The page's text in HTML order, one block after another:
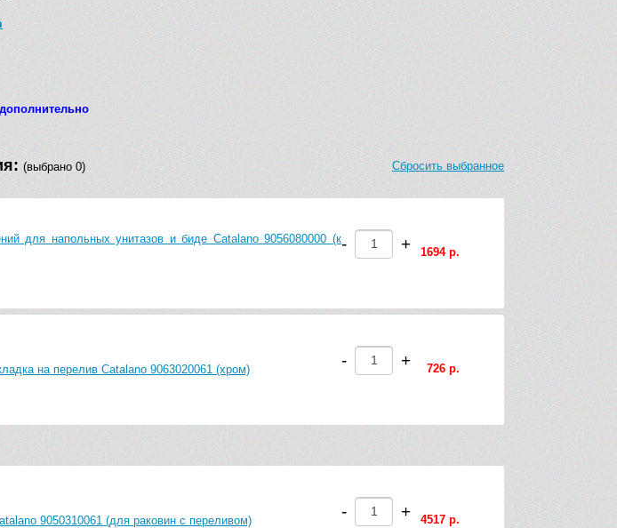
(выбрано 0) Сбросить выбранное
для напольных унитазов и биде Catalano 9056080000 (к- + 1694 р.
на перелив Catalano 9063020061 (хром) - + 726 р.
9050310061 (для раковин с переливом) - + 4517 р.